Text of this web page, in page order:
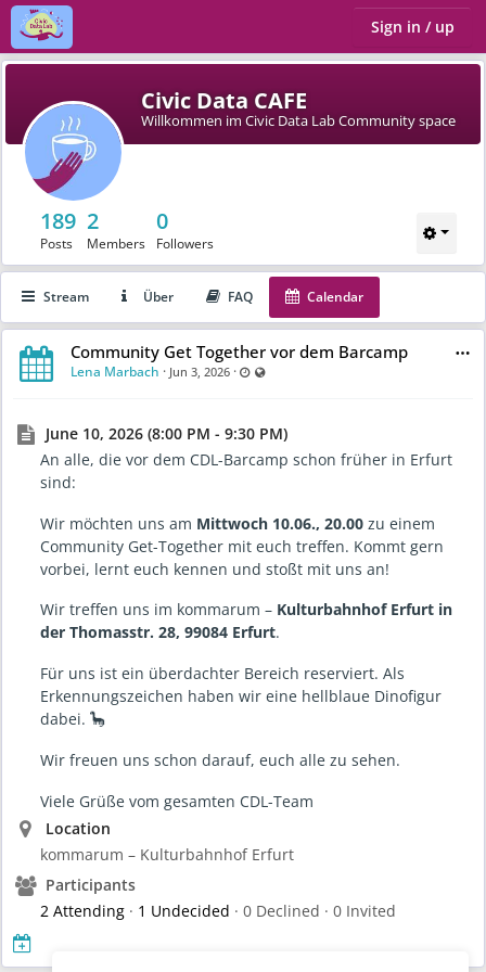
Sign in / up
Civic Data CAFE
Willkommen im Civic Data Lab Community space
189
Posts
2
Members
0
Followers
Stream Über FAQ Calendar
Community Get Together vor dem Barcamp
Lena Marbach · Jun 3, 2026 · Last updated Jun 4, 2026 - 7:20 AM
June 10, 2026 (8:00 PM - 9:30 PM)
An alle, die vor dem CDL-Barcamp schon früher in Erfurt
sind:
Wir möchten uns am Mittwoch 10.06., 20.00 zu einem
Community Get-Together mit euch treffen. Kommt gern
vorbei, lernt euch kennen und stoßt mit uns an!
Wir treffen uns im kommarum – Kulturbahnhof Erfurt in
der Thomasstr. 28, 99084 Erfurt.
Für uns ist ein überdachter Bereich reserviert. Als
Erkennungszeichen haben wir eine hellblaue Dinofigur
dabei. 🦕
Wir freuen uns schon darauf, euch alle zu sehen.
Viele Grüße vom gesamten CDL-Team
Location
kommarum – Kulturbahnhof Erfurt
Participants
2 Attending · 1 Undecided · 0 Declined · 0 Invited